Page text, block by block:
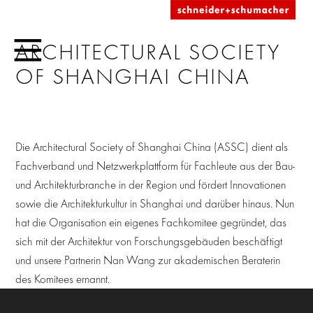
ARCHITECTURAL SOCIETY
OF SHANGHAI CHINA
Die Architectural Society of Shanghai China (ASSC) dient als
Fachverband und Netzwerkplattform für Fachleute aus der Bau-
und Architekturbranche in der Region und fördert Innovationen
sowie die Architekturkultur in Shanghai und darüber hinaus. Nun
hat die Organisation ein eigenes Fachkomitee gegründet, das
sich mit der Architektur von Forschungsgebäuden beschäftigt
und unsere Partnerin Nan Wang zur akademischen Beraterin
des Komitees ernannt.